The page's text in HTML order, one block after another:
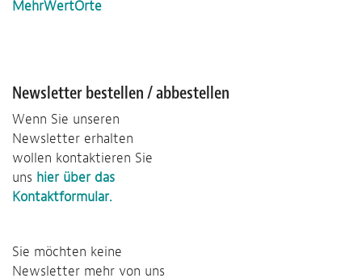
MehrWertOrte
Newsletter bestellen / abbestellen
Wenn Sie unseren
Newsletter erhalten
wollen kontaktieren Sie
uns hier über das
Kontaktformular.
Sie möchten keine
Newsletter mehr von uns